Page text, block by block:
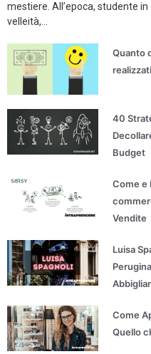
mestiere. All’epoca, studente
velleità,...
Quanto
40
Budget
Come e
Vendite
Luisa
Come
Quello